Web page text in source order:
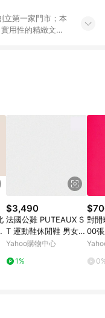
立第一家門市；本
用性的精緻文具
物流倉儲系統，
送。 (2) 門市訂
得點數回饋。
$3,490
法國公雞 PUTEAUX S
T 運動鞋休閒鞋 男女鞋
2色 LJY73102
Yahoo購物中心
1%
對開
00